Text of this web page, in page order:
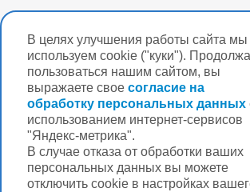
В целях улучшения работы сайта мы
используем cookie ("куки").
пользоваться нашим сайтом, вы
выражаете свое согласие на
обработку персональных данных
использованием интернет-сервисов
"Яндекс-метрика".
В случае отказа от обработки ваших
персональных данных вы можете
отключить cookie в настройках
Мы в соцсетях
Версия для
Нужна помощь?